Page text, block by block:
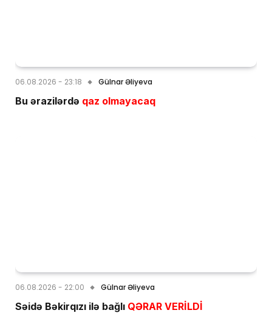
06.08.2026 - 23:18 Gülnar Əliyeva
Bu ərazilərdə qaz olmayacaq
06.08.2026 - 22:00 Gülnar Əliyeva
Səidə Bəkirqızı ilə bağlı QƏRAR VERİLDİ